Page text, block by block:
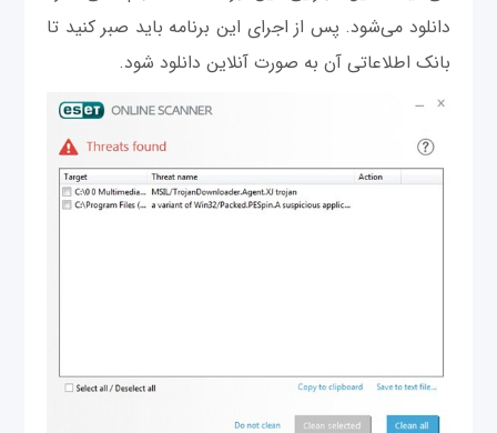
دانلود می‌شود. پس از اجرای این برنامه باید صبر کنید تا
بانک اطلاعاتی آن به صورت آنلاین دانلود شود.